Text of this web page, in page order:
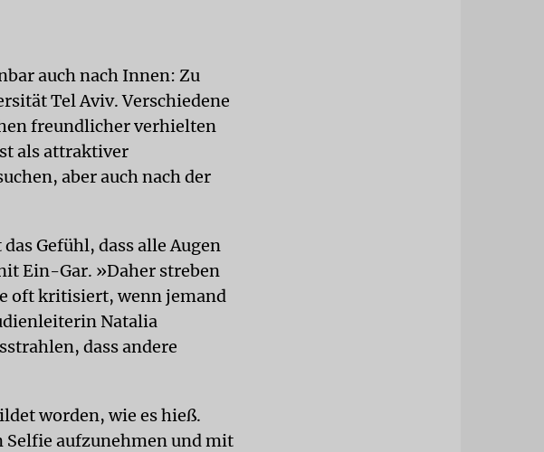
auch nach Innen: Zu
Tel Aviv. Verschiedene
freundlicher verhielten
als attraktiver
aber auch nach der
Gefühl, dass alle Augen
Ein-Gar. »Daher streben
oft kritisiert, wenn jemand
Natalia
dass andere
worden, wie es hieß.
Selfie aufzunehmen und mit